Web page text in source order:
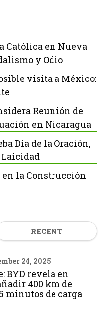
Católica en Nueva
y Odio
visita a México:
Reunión de
en Nicaragua
Día de la Oración,
Laicidad
en la Construcción
RECENT
24, 2025
BYD revela en
400 km de
minutos de carga